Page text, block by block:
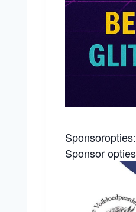
Sponsoropties:
Sponsor